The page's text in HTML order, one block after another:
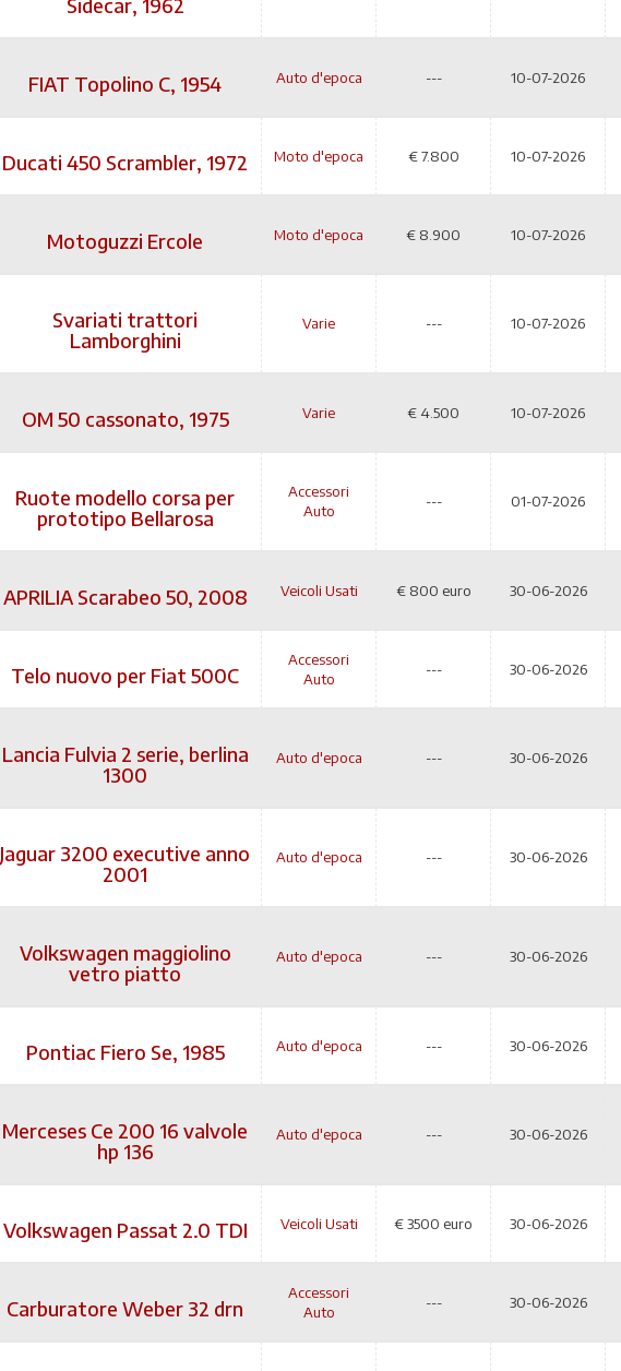
FIAT Topolino C, 1954 Auto d'epoca --- 10-07-2026
Ducati 450 Scrambler, 1972 Moto d'epoca € 7.800 10-07-2026
Motoguzzi Ercole Moto d'epoca € 8.900 10-07-2026
Svariati trattori
Lamborghini
Varie --- 10-07-2026
OM 50 cassonato, 1975 Varie € 4.500 10-07-2026
Ruote modello corsa per
prototipo Bellarosa
Accessori
Auto
--- 01-07-2026
APRILIA Scarabeo 50, 2008 Veicoli Usati € 800 euro 30-06-2026
Telo nuovo per Fiat 500C
Accessori
Auto
--- 30-06-2026
Lancia Fulvia 2 serie, berlina
1300
Auto d'epoca --- 30-06-2026
Jaguar 3200 executive anno
2001
Auto d'epoca --- 30-06-2026
Volkswagen maggiolino
vetro piatto
Auto d'epoca --- 30-06-2026
Pontiac Fiero Se, 1985 Auto d'epoca --- 30-06-2026
Merceses Ce 200 16 valvole
hp 136
Auto d'epoca --- 30-06-2026
Volkswagen Passat 2.0 TDI Veicoli Usati €3500 euro 30-06-2026
Carburatore Weber 32 drn
Accessori
Auto
--- 30-06-2026